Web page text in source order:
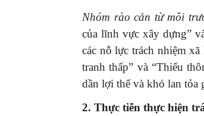
Nhóm rào cản từ môi
của lĩnh vực xây dựng”
các nỗ lực trách nhiệm
tranh thấp” và “Thiếu
dần lợi thế và khó lan tỏa
2. Thực tiễn thực hiện